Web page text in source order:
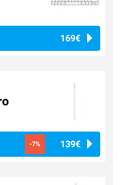
169€
-7% 139€